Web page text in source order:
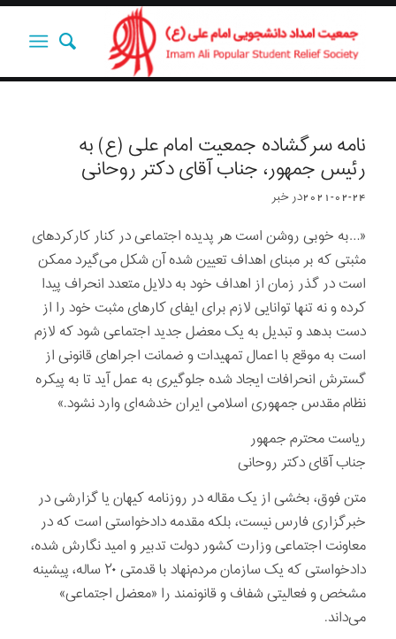
نامه سرگشاده جمعیت امام علی (ع) به
رئیس جمهور، جناب آقای دکتر روحانی
2021-02-24درخبر
«…به خوبی روشن است هر پدیده اجتماعی در کنار کارکردهای
مثبتی که بر مبنای اهداف تعیین شده آن شکل می‌گیرد ممکن
است در گذر زمان از اهداف خود به دلایل متعدد انحراف پیدا
کرده و نه تنها توانایی لازم برای ایفای کارهای مثبت خود را از
دست بدهد و تبدیل به یک معضل جدید اجتماعی شود که لازم
است به موقع با اعمال تمهیدات و ضمانت اجراهای قانونی از
گسترش انحرافات ایجاد شده جلوگیری به عمل آید تا به پیکره
نظام مقدس جمهوری اسلامی ایران خدشه‌ای وارد نشود.»
ریاست محترم جمهور
جناب آقای دکتر روحانی
متن فوق، بخشی از یک مقاله در روزنامه کیهان یا گزارشی در
خبرگزاری فارس نیست، بلکه مقدمه دادخواستی است که در
معاونت اجتماعی وزارت کشور دولت تدبیر و امید نگارش شده،
دادخواستی که یک سازمان مردم‌نهاد با قدمتی ۲۰ ساله، پیشینه
مشخص و فعالیتی شفاف و قانونمند را «معضل اجتماعی»
می‌داند.